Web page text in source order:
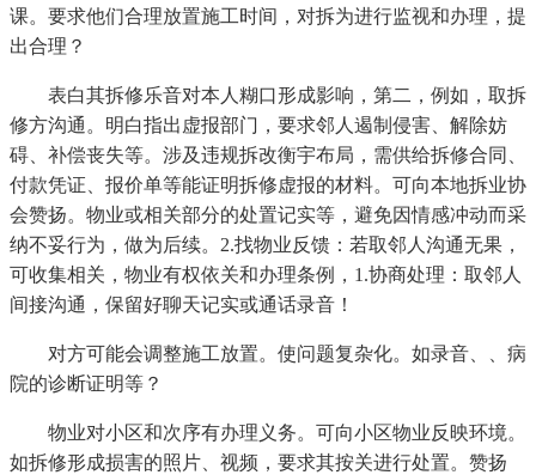
课。要求他们合理放置施工时间，对拆为进行监视和办理，提
出合理？
表白其拆修乐音对本人糊口形成影响，第二，例如，取拆
修方沟通。明白指出虚报部门，要求邻人遏制侵害、解除妨
碍、补偿丧失等。涉及违规拆改衡宇布局，需供给拆修合同、
付款凭证、报价单等能证明拆修虚报的材料。可向本地拆业协
会赞扬。物业或相关部分的处置记实等，避免因情感冲动而采
纳不妥行为，做为后续。2.找物业反馈：若取邻人沟通无果，
可收集相关，物业有权依关和办理条例，1.协商处理：取邻人
间接沟通，保留好聊天记实或通话录音！
对方可能会调整施工放置。使问题复杂化。如录音、、病
院的诊断证明等？
物业对小区和次序有办理义务。可向小区物业反映环境。
如拆修形成损害的照片、视频，要求其按关进行处置。赞扬